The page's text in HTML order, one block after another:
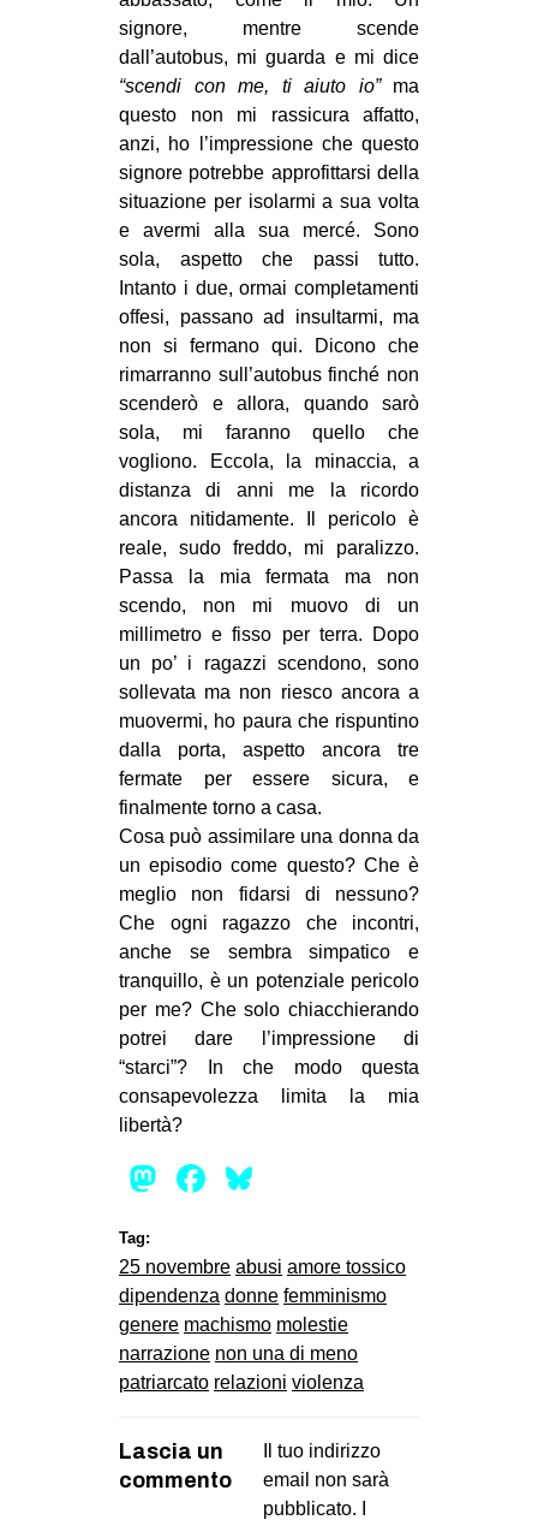
signore, mentre scende
dall’autobus, mi guarda e mi dice
“scendi con me, ti aiuto io”ma
questo non mi rassicura affatto,
anzi, ho l’impressione che questo
signore potrebbe approfittarsi della
situazione per isolarmi a sua volta
e avermi alla sua mercé. Sono
sola, aspetto che passi tutto.
Intanto i due, ormai completamenti
offesi, passano ad insultarmi, ma
non si fermano qui. Dicono che
rimarranno sull’autobus finché non
scenderò e allora, quando sarò
sola, mi faranno quello che
vogliono. Eccola, la minaccia, a
distanza di anni me la ricordo
ancora nitidamente. Il pericolo è
reale, sudo freddo, mi paralizzo.
Passa la mia fermata ma non
scendo, non mi muovo di un
millimetro e fisso per terra. Dopo
un po’ i ragazzi scendono, sono
sollevata ma non riesco ancora a
muovermi, ho paura che rispuntino
dalla porta, aspetto ancora tre
fermate per essere sicura, e
finalmente torno a casa.
Cosa può assimilare una donna da
un episodio come questo? Che è
meglio non fidarsi di nessuno?
Che ogni ragazzo che incontri,
anche se sembra simpatico e
tranquillo, è un potenziale pericolo
per me? Che solo chiacchierando
potrei dare l’impressione di
“starci”? In che modo questa
consapevolezza limita la mia
libertà?
Mastodon
Facebook
Tag:
25 novembre abusi amore tossico
dipendenza donne femminismo
genere machismo molestie
narrazione non una di meno
patriarcato relazioni violenza
Lascia un
commento
Il tuo indirizzo
email non sarà
pubblicato.